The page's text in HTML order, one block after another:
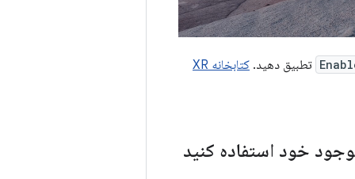
تطبیق دهید. کتابخانه XR